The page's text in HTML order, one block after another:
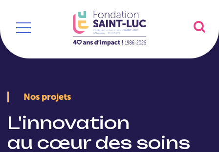
Nos projets
L'innovation
au cœur des soins